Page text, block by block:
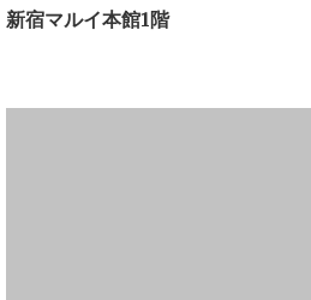
新宿マルイ本館1階